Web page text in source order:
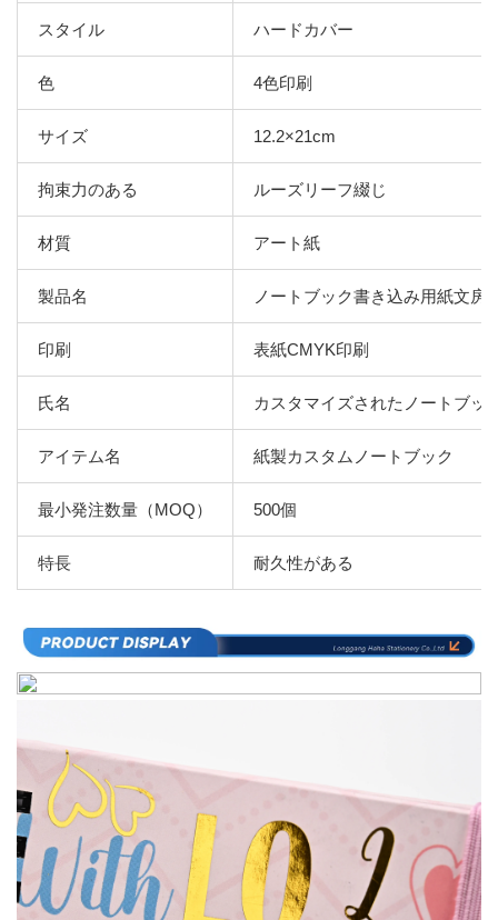
スタイル ハードカバー
色 4色印刷
サイズ 12.2×21cm
拘束力のある ルーズリーフ綴じ
材質 アート紙
製品名 ノートブック書き込み用紙文房
印刷 表紙CMYK印刷
氏名 カスタマイズされたノートブッ
アイテム名 紙製カスタムノートブック
最小発注数量（MOQ） 500個
特長 耐久性がある